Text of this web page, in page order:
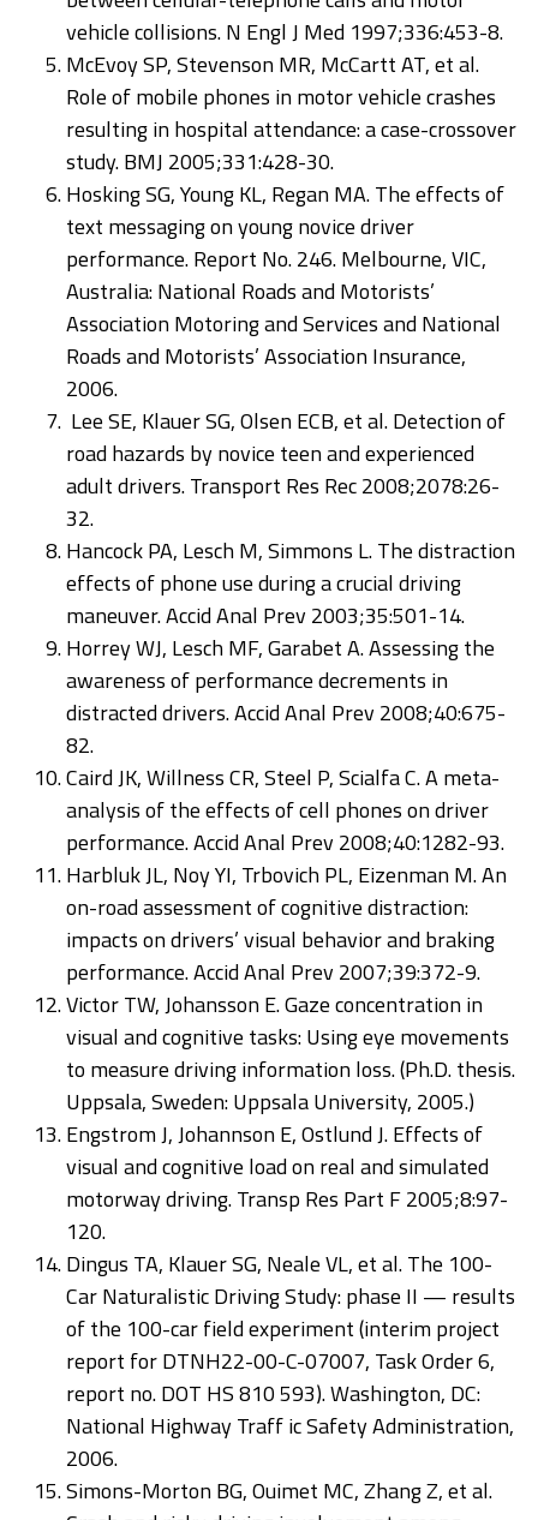
vehicle collisions. N Engl J Med 1997;336:453-8.
McEvoy SP, Stevenson MR, McCartt AT, et al.
Role of mobile phones in motor vehicle crashes
resulting in hospital attendance: a case-crossover
study. BMJ 2005;331:428-30.
Hosking SG, Young KL, Regan MA. The effects of
text messaging on young novice driver
performance. Report No. 246. Melbourne, VIC,
Australia: National Roads and Motorists’
Association Motoring and Services and National
Roads and Motorists’ Association Insurance,
2006.
Lee SE, Klauer SG, Olsen ECB, et al. Detection of
road hazards by novice teen and experienced
adult drivers. Transport Res Rec 2008;2078:26-
32.
Hancock PA, Lesch M, Simmons L. The distraction
effects of phone use during a crucial driving
maneuver. Accid Anal Prev 2003;35:501-14.
Horrey WJ, Lesch MF, Garabet A. Assessing the
awareness of performance decrements in
distracted drivers. Accid Anal Prev 2008;40:675-
82.
Caird JK, Willness CR, Steel P, Scialfa C. A meta-
analysis of the effects of cell phones on driver
performance. Accid Anal Prev 2008;40:1282-93.
Harbluk JL, Noy YI, Trbovich PL, Eizenman M. An
on-road assessment of cognitive distraction:
impacts on drivers’ visual behavior and braking
performance. Accid Anal Prev 2007;39:372-9.
Victor TW, Johansson E. Gaze concentration in
visual and cognitive tasks: Using eye movements
to measure driving information loss. (Ph.D. thesis.
Uppsala, Sweden: Uppsala University, 2005.)
Engstrom J, Johannson E, Ostlund J. Effects of
visual and cognitive load on real and simulated
motorway driving. Transp Res Part F 2005;8:97-
120.
Dingus TA, Klauer SG, Neale VL, et al. The 100-
Car Naturalistic Driving Study: phase II — results
of the 100-car field experiment (interim project
report for DTNH22-00-C-07007, Task Order 6,
report no. DOT HS 810 593). Washington, DC:
National Highway Traff ic Safety Administration,
2006.
Simons-Morton BG, Ouimet MC, Zhang Z, et al.